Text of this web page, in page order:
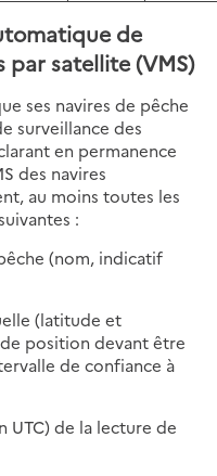
de
par satellite (VMS)
ses navires de pêche
surveillance des
en permanence
des navires
au moins toutes les
:
(nom, indicatif
(latitude et
position devant être
de confiance à
UTC) de la lecture de